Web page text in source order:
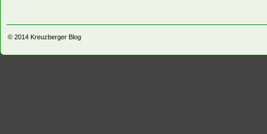
© 2014 Kreuzberger Blog